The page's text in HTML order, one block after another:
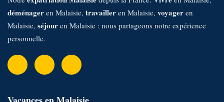
déménager en Malaisie, travailler en Malaisie, voyager en
Malaisie, séjour en Malaisie : nous partageons notre expérience
personnelle.